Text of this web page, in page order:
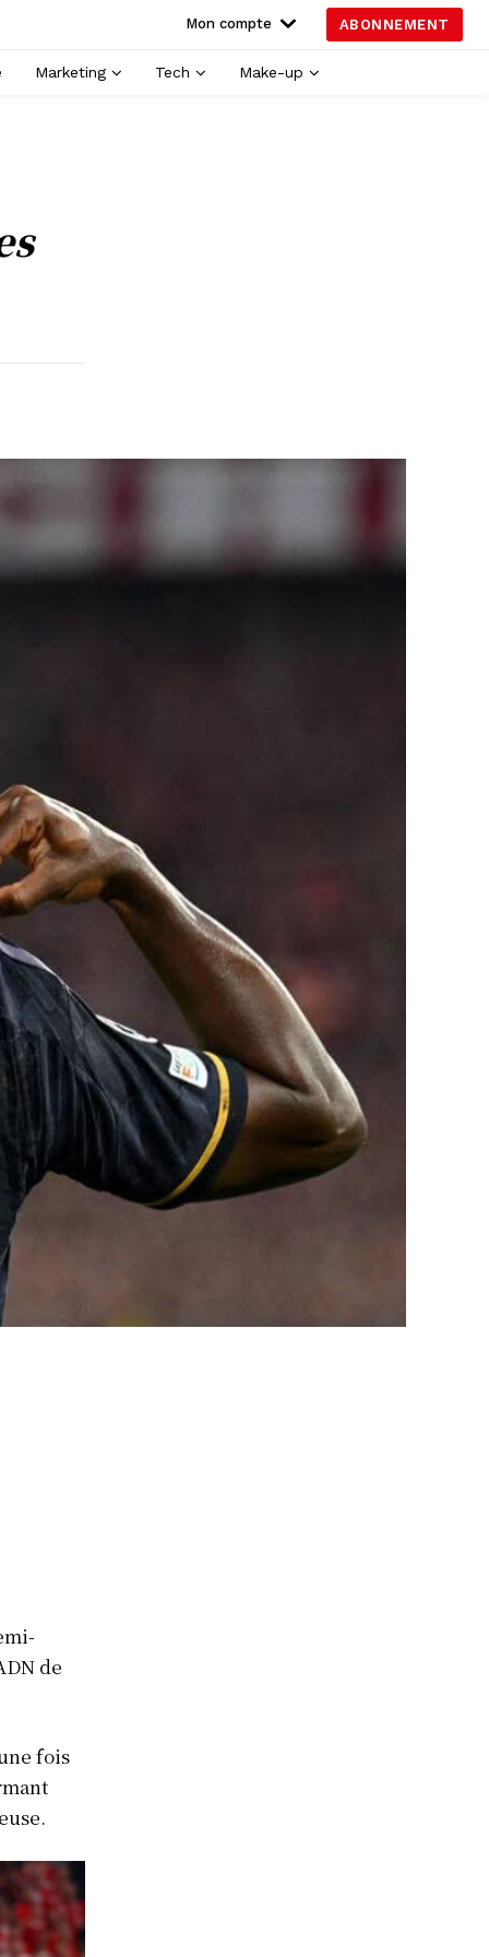
Mon compte ABONNEMENT
Marketing Tech Make-up
de
fois